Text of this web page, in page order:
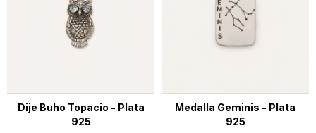
Dije Buho Topacio - Plata
925
Medalla Geminis - Plata
925